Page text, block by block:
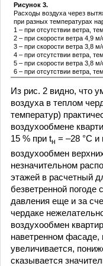
Рисунок 3.
Расходы воздуха через
при разных температурах
1 – при отсутствии ветра,
2 – при скорости ветра 4,9
3 – при скорости ветра 3,8
4 – при отсутствии ветра,
5 – при скорости ветра 3,8
6 – при отсутствии ветра,
Из рис. 2 видно, что
воздуха в теплом
температур)
воздухообмене
15 % при tн = –28 °С и
воздухообмен
незначительном
этажей в расчетный
безветренной погоде
давления еще и за
чердаке
воздухообмен
наветренном фасаде,
увеличивается,
сказывается